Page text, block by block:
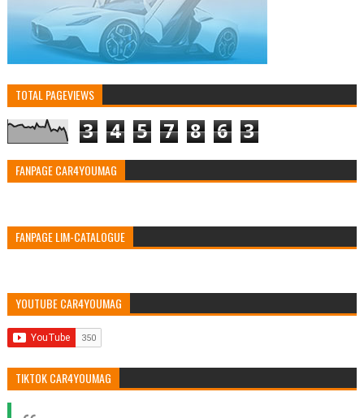
TOTAL PAGEVIEWS
3 4 5 7 8 6 3
FANPAGE CAR4YOUMAG
FANPAGE LIM-CATALOGUE
YOUTUBE CAR4YOUMAG
TIKTOK CAR4YOUMAG